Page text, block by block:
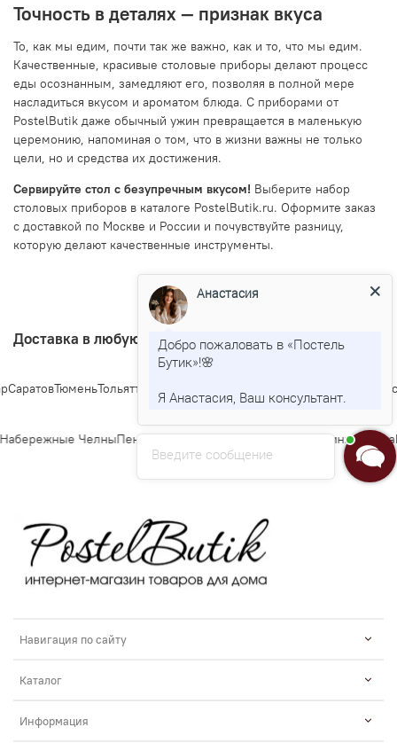
Точность в деталях — признак вкуса
То, как мы едим, почти так же важно, как и то, что мы едим.
Качественные, красивые столовые приборы делают процесс
еды осознанным, замедляют его, позволяя в полной мере
насладиться вкусом и ароматом блюда. С приборами от
PostelButik даже обычный ужин превращается в маленькую
церемонию, напоминая о том, что в жизни важны не только
цели, но и средства их достижения.
Сервируйте стол с безупречным вкусом! Выберите набор
столовых приборов в каталоге PostelButik.ru. Оформите заказ
с доставкой по Москве и России и почувствуйте разницу,
которую делают качественные инструменты.
Доставка в любую точку Росии
ТюменьТольяттиИжевск
ЧелныПензаЛипецкКировЧебоксарыКалининград Тула
Навигация по сайту
Каталог
Информация
Введите сообщение
Анастасия
Добро пожаловать в «Постель
Бутик»!🌸
Я Анастасия, Ваш консультант.